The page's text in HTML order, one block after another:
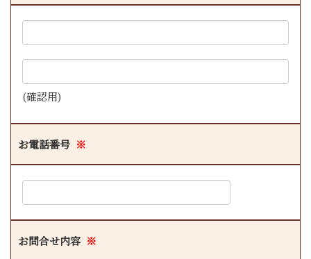
(確認用)
お電話番号 ※
お問合せ内容 ※